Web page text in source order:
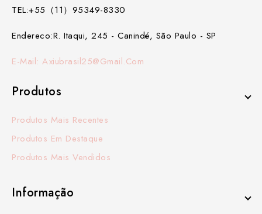
TEL:+55（11）95349-8330
Endereco:R. Itaqui, 245 - Canindé, São Paulo - SP
E-Mail: Axiubrasil25@gmail.com
Produtos
Produtos Mais Recentes
Produtos Em Destaque
Produtos Mais Vendidos
Informação